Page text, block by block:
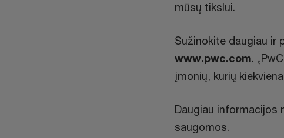
mūsų tikslui.
Sužinokite daugiau ir
www.pwc.com.
įmonių, kurių
Daugiau informacijos
saugomos.